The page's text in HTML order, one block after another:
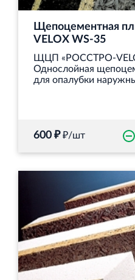
Щепоцементная
VELOX WS‐35
ЩЦП «РОССТРО-
Однослойная
для опалубки
600 ₽₽/шт